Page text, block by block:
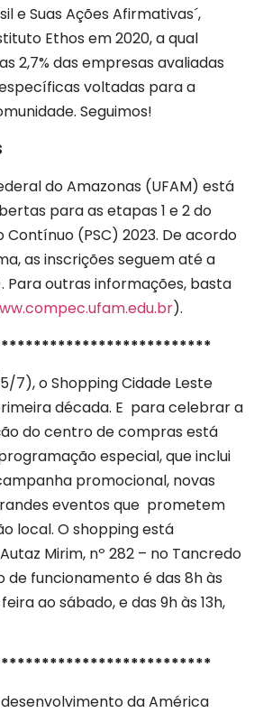
e Suas Ações Afirmativas´,
Ethos em 2020, a qual
2,7% das empresas avaliadas
voltadas para a
Seguimos!
do Amazonas (UFAM) está
para as etapas 1 e 2 do
Contínuo (PSC) 2023. De acordo
as inscrições seguem até a
outras informações, basta
).
7), o Shopping Cidade Leste
década. E para celebrar a
do centro de compras está
especial, que inclui
promocional, novas
eventos que prometem
local. O shopping está
Mirim, nº 282 – no Tancredo
de funcionamento é das 8h às
ao sábado, e das 9h às 13h,
da América